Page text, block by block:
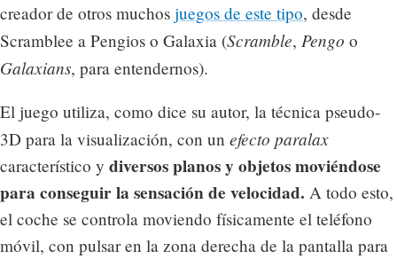
creador de otros muchos juegos de este tipo, desde
Scramblee a Pengios o Galaxia (Scramble, Pengo o
Galaxians, para entendernos).
El juego utiliza, como dice su autor, la técnica pseudo-
3D para la visualización, con un efecto paralax
característico y diversos planos y objetos moviéndose
para conseguir la sensación de velocidad. A todo esto,
el coche se controla moviendo físicamente el teléfono
móvil, con pulsar en la zona derecha de la pantalla para